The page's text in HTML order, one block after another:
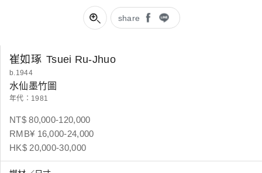
share
崔如琢 Tsuei Ru-Jhuo
b.1944
水仙墨竹圖
年代：1981
NT$ 80,000-120,000
RMB¥ 16,000-24,000
HK$ 20,000-30,000